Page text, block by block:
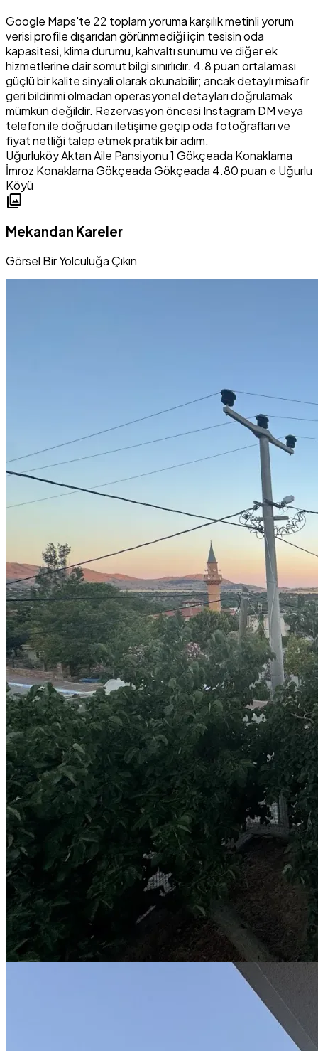
Google Maps'te 22 toplam yoruma karşılık metinli yorum
verisi profile dışarıdan görünmediği için tesisin oda
kapasitesi, klima durumu, kahvaltı sunumu ve diğer ek
hizmetlerine dair somut bilgi sınırlıdır. 4.8 puan ortalaması
güçlü bir kalite sinyali olarak okunabilir; ancak detaylı misafir
geri bildirimi olmadan operasyonel detayları doğrulamak
mümkün değildir. Rezervasyon öncesi Instagram DM veya
telefon ile doğrudan iletişime geçip oda fotoğrafları ve
fiyat netliği talep etmek pratik bir adım.
Uğurluköy Aktan Aile Pansiyonu 1 Gökçeada Konaklama
İmroz KonaklamaGökçeada Gökçeada 4.80 puan location_on Uğurlu
Köyü
photo_library
Mekandan Kareler
Görsel Bir Yolculuğa Çıkın